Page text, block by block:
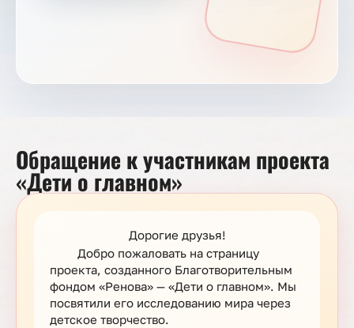
Обращение к участникам проекта
«Дети о главном»
Дорогие друзья!
Добро пожаловать на страницу
проекта, созданного Благотворительным
фондом «Ренова» — «Дети о главном». Мы
посвятили его исследованию мира через
детское творчество.